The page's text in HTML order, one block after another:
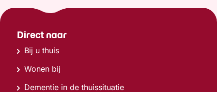
Direct naar
Bij u thuis
Wonen bij
Dementie in de thuissituatie